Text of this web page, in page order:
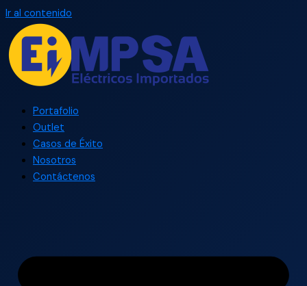
Ir al contenido
Portafolio
Outlet
Casos de Éxito
Nosotros
Contáctenos